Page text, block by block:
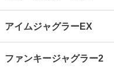
アイムジャグラーEX
ファンキージャグラー2